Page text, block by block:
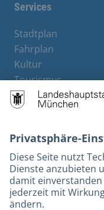
Services
Stadtplan
Fahrplan
Kultur
Tourismus
M-Strom
Bürgerservice
Kontakt
Barrierefreiheit